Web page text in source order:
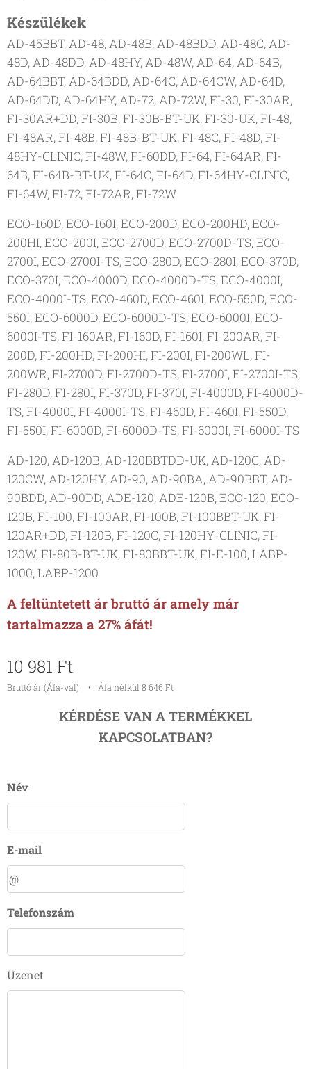
Készülékek
AD-45BBT, AD-48, AD-48B, AD-48BDD, AD-48C, AD-
48D, AD-48DD, AD-48HY, AD-48W, AD-64, AD-64B,
AD-64BBT, AD-64BDD, AD-64C, AD-64CW, AD-64D,
AD-64DD, AD-64HY, AD-72, AD-72W, FI-30, FI-30AR,
FI-30AR+DD, FI-30B, FI-30B-BT-UK, FI-30-UK, FI-48,
FI-48AR, FI-48B, FI-48B-BT-UK, FI-48C, FI-48D, FI-
48HY-CLINIC, FI-48W, FI-60DD, FI-64, FI-64AR, FI-
64B, FI-64B-BT-UK, FI-64C, FI-64D, FI-64HY-CLINIC,
FI-64W, FI-72, FI-72AR, FI-72W
ECO-160D, ECO-160I, ECO-200D, ECO-200HD, ECO-
200HI, ECO-200I, ECO-2700D, ECO-2700D-TS, ECO-
2700I, ECO-2700I-TS, ECO-280D, ECO-280I, ECO-370D,
ECO-370I, ECO-4000D, ECO-4000D-TS, ECO-4000I,
ECO-4000I-TS, ECO-460D, ECO-460I, ECO-550D, ECO-
550I, ECO-6000D, ECO-6000D-TS, ECO-6000I, ECO-
6000I-TS, FI-160AR, FI-160D, FI-160I, FI-200AR, FI-
200D, FI-200HD, FI-200HI, FI-200I, FI-200WL, FI-
200WR, FI-2700D, FI-2700D-TS, FI-2700I, FI-2700I-TS,
FI-280D, FI-280I, FI-370D, FI-370I, FI-4000D, FI-4000D-
TS, FI-4000I, FI-4000I-TS, FI-460D, FI-460I, FI-550D,
FI-550I, FI-6000D, FI-6000D-TS, FI-6000I, FI-6000I-TS
AD-120, AD-120B, AD-120BBTDD-UK, AD-120C, AD-
120CW, AD-120HY, AD-90, AD-90BA, AD-90BBT, AD-
90BDD, AD-90DD, ADE-120, ADE-120B, ECO-120, ECO-
120B, FI-100, FI-100AR, FI-100B, FI-100BBT-UK, FI-
120AR+DD, FI-120B, FI-120C, FI-120HY-CLINIC, FI-
120W, FI-80B-BT-UK, FI-80BBT-UK, FI-E-100, LABP-
1000, LABP-1200
A feltüntetett ár bruttó ár amely már
tartalmazza a 27% áfát!
10 981 Ft
Bruttó ár (Áfá-val) Áfa nélkül 8 646 Ft
KÉRDÉSE VAN A TERMÉKKEL
KAPCSOLATBAN?
Név
E-mail
Telefonszám
Üzenet